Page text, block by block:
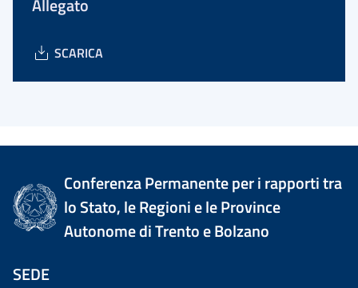
Allegato
SCARICA
Conferenza Permanente per i rapporti tra
lo Stato, le Regioni e le Province
Autonome di Trento e Bolzano
SEDE